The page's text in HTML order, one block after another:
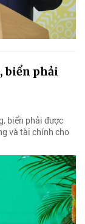
biển phải
biển phải được
và tài chính cho